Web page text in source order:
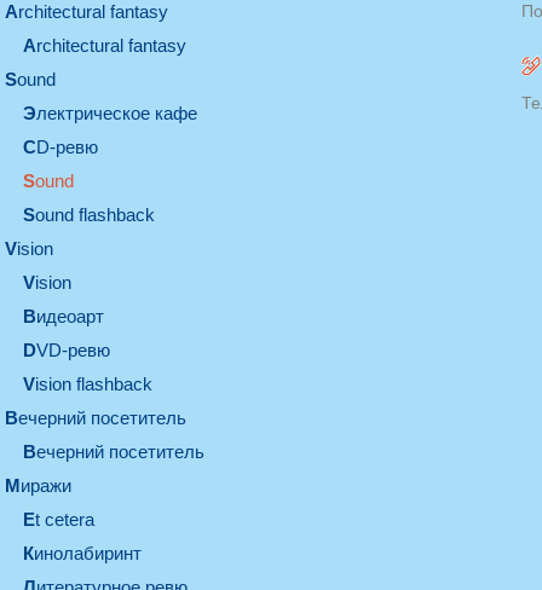
architectural fantasy
architectural fantasy
sound
электрическое кафе
CD-ревю
sound
Sound flashback
vision
vision
видеоарт
DVD-ревю
Vision flashback
вечерний посетитель
вечерний посетитель
миражи
et cetera
кинолабиринт